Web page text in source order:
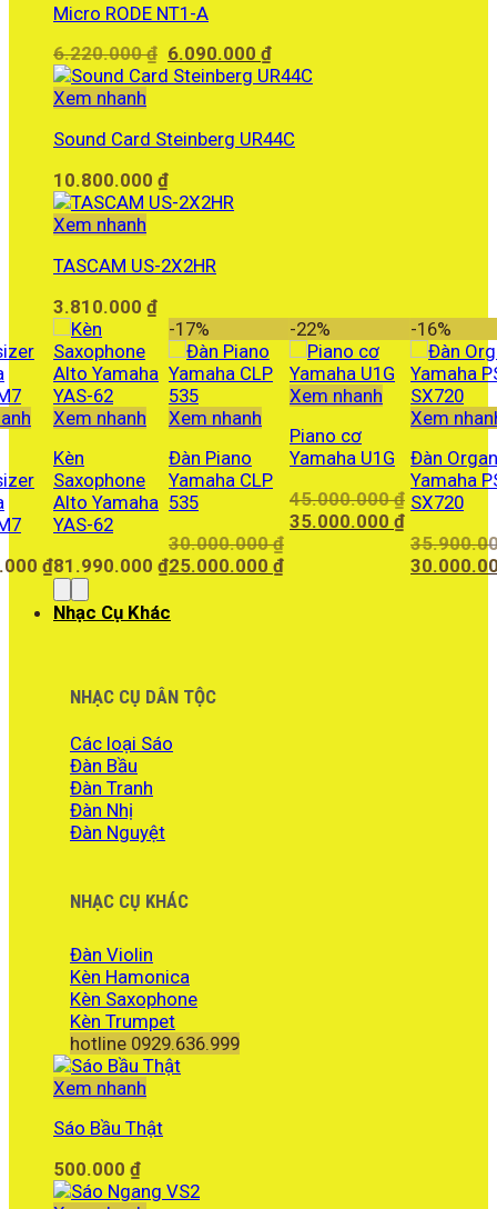
Micro RODE NT1-A
6.220.000₫ Giá
gốc
6.090.000₫Giá
hiện
6.090.000 ₫.
Xem nhanh
Sound Card Steinberg UR44C
10.800.000 ₫
Xem nhanh
TASCAM US-2X2HR
3.810.000 ₫
Xem nhanh
Kèn
Saxophone
Alto Yamaha
YAS-62
81.990.000 ₫
-17%
Xem nhanh
Đàn Piano
Yamaha CLP
535
30.000.000₫
Giá
là:
25.000.000 ₫Giá
-22%
Xem nhanh
Piano cơ
Yamaha U1G
45.000.000₫
Giá
35.000.000₫Giá
hiện
tại
-16%
Xem
Đàn
Yamaha
SX720
Giá
₫
Nhạc Cụ Khác
NHẠC CỤ DÂN TỘC
Các loại Sáo
Đàn Bầu
Đàn Tranh
Đàn Nhị
Đàn Nguyệt
NHẠC CỤ KHÁC
Đàn Violin
Kèn Hamonica
Kèn Saxophone
Kèn Trumpet
hotline 0929.636.999
Xem nhanh
Sáo Bầu Thật
500.000 ₫